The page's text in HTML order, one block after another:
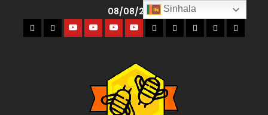
08/08/2026 Sinhala